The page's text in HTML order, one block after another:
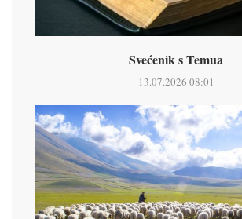
Svećenik s Temua
13.07.2026 08:01